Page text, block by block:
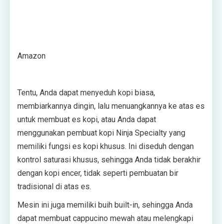
Amazon
Tentu, Anda dapat menyeduh kopi biasa,
membiarkannya dingin, lalu menuangkannya ke atas es
untuk membuat es kopi, atau Anda dapat
menggunakan pembuat kopi Ninja Specialty yang
memiliki fungsi es kopi khusus. Ini diseduh dengan
kontrol saturasi khusus, sehingga Anda tidak berakhir
dengan kopi encer, tidak seperti pembuatan bir
tradisional di atas es.
Mesin ini juga memiliki buih built-in, sehingga Anda
dapat membuat cappucino mewah atau melengkapi